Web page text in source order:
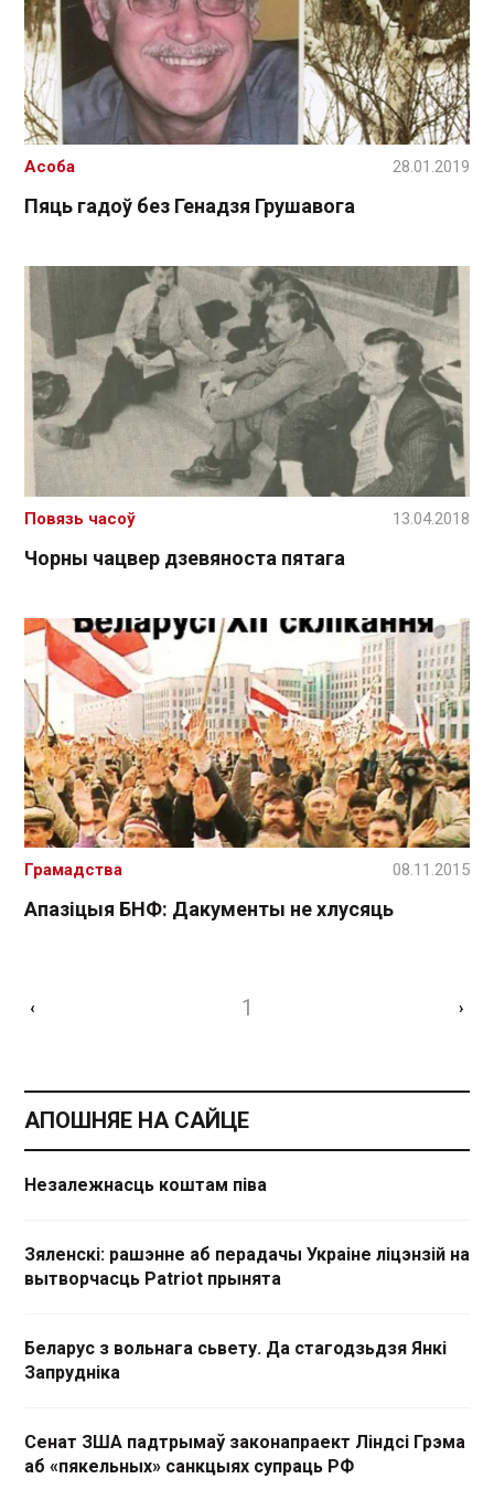
Пяць гадоў без Генадзя Грушавога
Асоба 28.01.2019
Чорны чацвер дзевяноста пятага
Повязь часоў 13.04.2018
Апазіцыя БНФ: Дакументы не хлусяць
Грамадства 08.11.2015
‹ 1 ›
АПОШНЯЕ НА САЙЦЕ
Незалежнасць коштам піва
Зяленскі: рашэнне аб перадачы Украіне ліцэнзій на
вытворчасць Patriot прынята
Беларус з вольнага сьвету. Да стагодзьдзя Янкі
Запрудніка
Сенат ЗША падтрымаў законапраект Ліндсі Грэма
аб «пякельных» санкцыях супраць РФ